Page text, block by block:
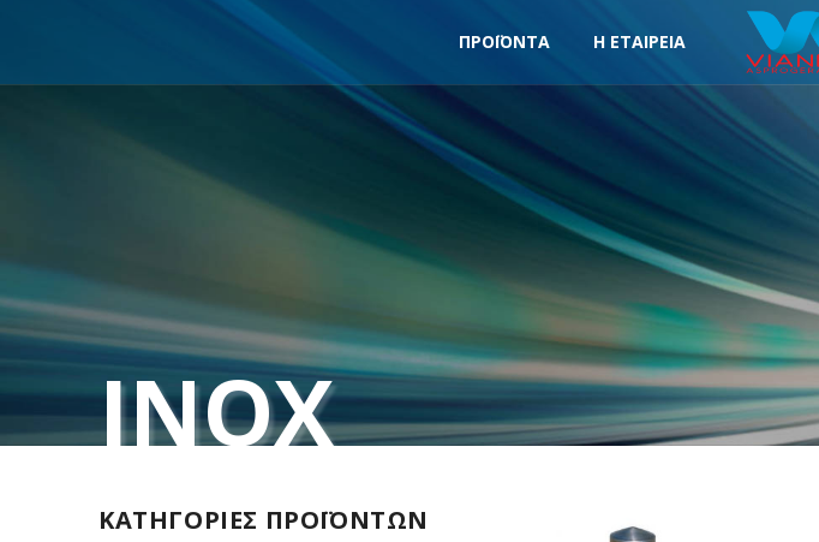
ΠΡΟΪΟΝΤΑ Η ΕΤΑΙΡΕΙΑ
INOX
ΚΑΤΗΓΟΡΙΕΣ ΠΡΟΪΟΝΤΩΝ